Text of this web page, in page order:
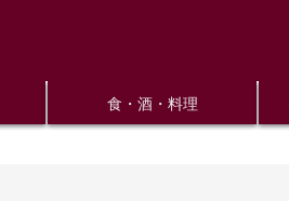
食・酒・料理